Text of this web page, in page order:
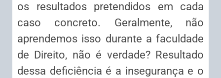
os resultados pretendidos em cada
caso concreto. Geralmente, não
aprendemos isso durante a faculdade
de Direito, não é verdade? Resultado
dessa deficiência é a insegurança e o